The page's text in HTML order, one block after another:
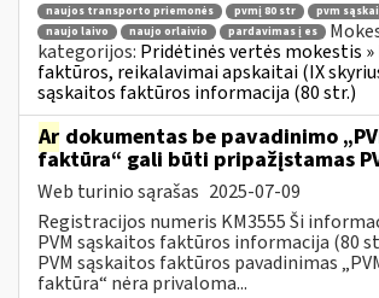
naujos transporto priemonės
pvmį 80 str
pvm
naujo laivo
naujo orlaivio pardavimas į es
kategorijos: Pridėtinės vertės mokestis »
faktūros, reikalavimai apskaitai (IX
sąskaitos faktūros informacija (80 str.)
Ar dokumentas be pavadinimo
faktūra“ gali būti pripažįstamas
Web turinio sąrašas 2025-07-09
Registracijos numeris KM3555 Ši
PVM sąskaitos faktūros informacija (80
PVM sąskaitos faktūros pavadinimas
faktūra“ nėra privaloma...